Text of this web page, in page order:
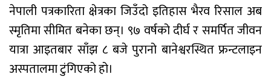
नेपाली पत्रकारिता क्षेत्रका जिउँदो इतिहास भैरव रिसाल अब
स्मृतिमा सीमित बनेका छन्। ९७ वर्षको दीर्घ र समर्पित जीवन
यात्रा आइतबार साँझ ८ बजे पुरानो बानेश्वरस्थित फ्रन्टलाइन
अस्पतालमा टुंगिएको हो।